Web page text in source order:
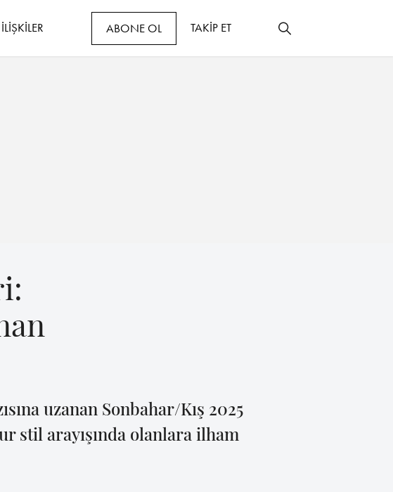
İLİŞKİLER ABONE OL TAKİP ET
uzanan Sonbahar/Kış 2025
stil arayışında olanlara ilham